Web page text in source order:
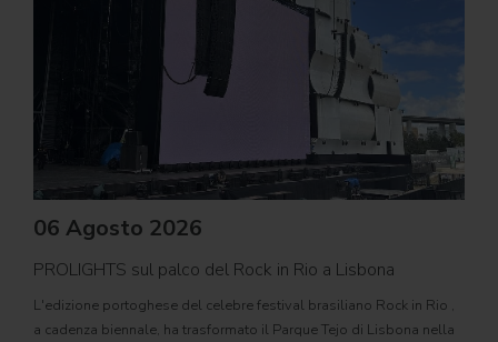
06 Agosto 2026
PROLIGHTS sul palco del Rock in Rio a Lisbona
L'edizione portoghese del celebre festival brasiliano Rock in Rio ,
a cadenza biennale, ha trasformato il Parque Tejo di Lisbona nella